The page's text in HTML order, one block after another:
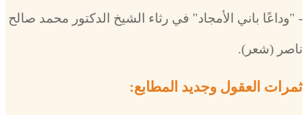
- "وداعًا باني الأمجاد" في رثاء الشيخ الدكتور محمد صالح
ناصر (شعر).
ثمرات العقول وجديد المطابع: